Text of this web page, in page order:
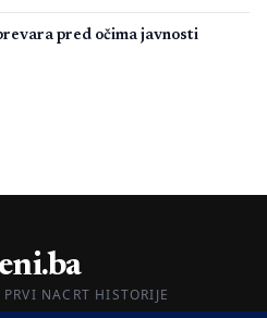
pred očima javnosti
NACRT HISTORIJE